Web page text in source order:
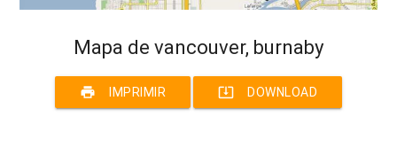
Mapa de vancouver, burnaby
print IMPRIMIR system_update_alt DOWNLOAD